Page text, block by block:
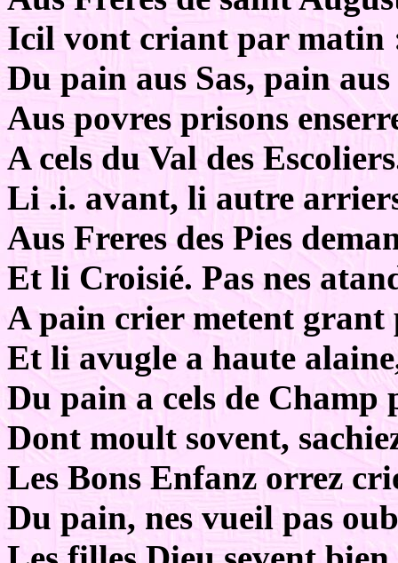
Icil vont criant par matin
Du pain aus Sas, pain
Aus povres prisons
A cels du Val des
Li .i. avant, li autre
Aus Freres des Pies
Et li Croisié. Pas nes
A pain crier metent grant
Et li avugle a haute
Du pain a cels de Champ
Dont moult sovent,
Les Bons Enfanz orrez
Du pain, nes vueil pas